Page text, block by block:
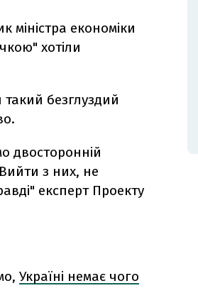
міністра економіки
хотіли
безглуздий
двосторонній
з них, не
експерт Проекту
Україні немає чого